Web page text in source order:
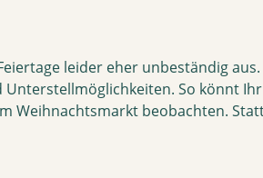
leider eher unbeständig
So könnt
Weihnachtsmarkt beobachten.